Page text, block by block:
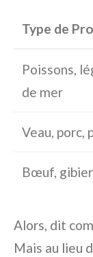
Type de
Poissons,
de mer
Veau, porc,
Bœuf, gibier
Alors, dit
Mais au lieu